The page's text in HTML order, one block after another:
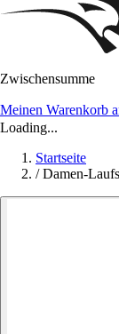
Zwischensumme
Meinen Warenkorb
Loading...
Startseite
/ Damen-